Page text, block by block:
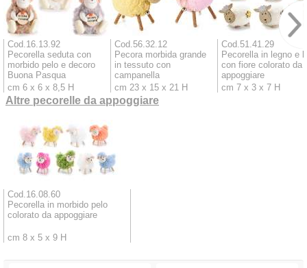
Cod.16.13.92
Pecorella seduta con
morbido pelo e decoro
Buona Pasqua
cm 6 x 6 x 8,5 H
Cod.56.32.12
Pecora morbida grande
in tessuto con
campanella
cm 23 x 15 x 21 H
Cod.51.41.29
Pecorella in legno e
con fiore colorato da
appoggiare
cm 7 x 3 x 7 H
Altre pecorelle da appoggiare
Cod.16.08.60
Pecorella in morbido pelo
colorato da appoggiare
cm 8 x 5 x 9 H